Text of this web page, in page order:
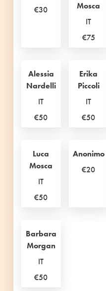
€30
Mosca
IT
€75
Alessia
Nardelli
IT
€50
Erika
Piccoli
IT
€50
Luca
Mosca
IT
€50
Anonimo
€20
Barbara
Morgan
IT
€50